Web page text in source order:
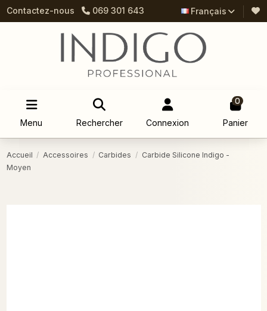
Contactez-nous 069 301 643 Français
Menu Rechercher Connexion
0
Panier
Accueil Accessoires Carbides
Carbide Silicone Indigo -
Moyen